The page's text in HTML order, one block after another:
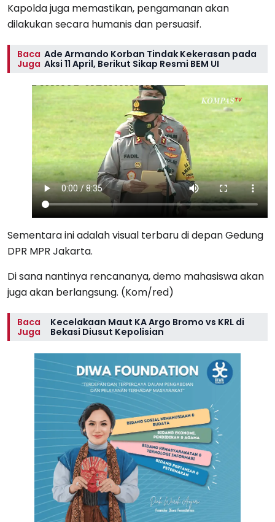
Kapolda juga memastikan, pengamanan akan
dilakukan secara humanis dan persuasif.
Baca
Juga
Ade Armando Korban Tindak Kekerasan pada
Aksi 11 April, Berikut Sikap Resmi BEM UI
Sementara ini adalah visual terbaru di depan Gedung
DPR MPR Jakarta.
Di sana nantinya rencananya, demo mahasiswa akan
juga akan berlangsung. (Kom/red)
Baca
Juga
Kecelakaan Maut KA Argo Bromo vs KRL di
Bekasi Diusut Kepolisian